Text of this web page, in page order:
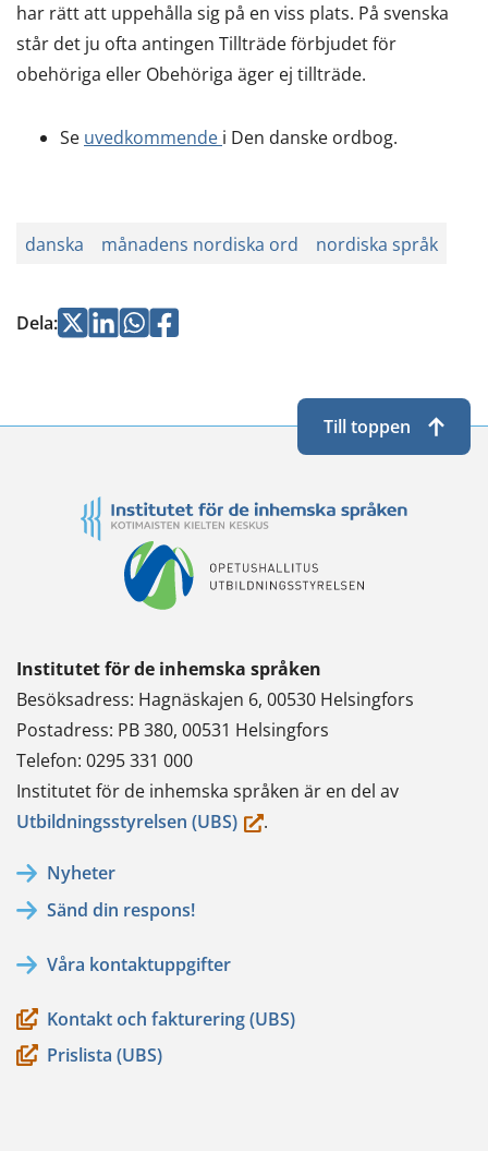
har rätt att uppehålla sig på en viss plats. På svenska
står det ju ofta antingen Tillträde förbjudet för
obehöriga eller Obehöriga äger ej tillträde.
Se uvedkommende i Den danske ordbog.
danska månadens nordiska ord nordiska språk
Dela:Jaa Jaa Jaa
Jaa
Institutet för de inhemska språken
Besöksadress: Hagnäskajen 6, 00530 Helsingfors
Postadress: PB 380, 00531 Helsingfors
Telefon: 0295 331 000
Institutet för de inhemska språken är en del av
Utbildningsstyrelsen (UBS)(du.
Nyheter
Sänd din respons!
Våra kontaktuppgifter
Kontakt och fakturering (UBS)
Prislista (UBS)
Till toppen